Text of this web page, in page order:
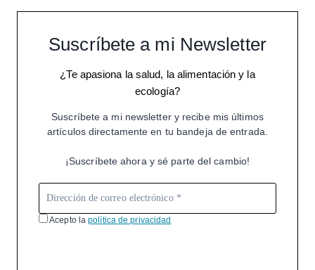
Suscríbete a mi Newsletter
¿Te apasiona la salud, la alimentación y la
ecología?
Suscríbete a mi newsletter y recibe mis últimos
artículos directamente en tu bandeja de entrada.
¡Suscríbete ahora y sé parte del cambio!
Acepto lapolítica de privacidad